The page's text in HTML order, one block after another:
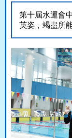
第十屆水運會
英姿，竭盡所